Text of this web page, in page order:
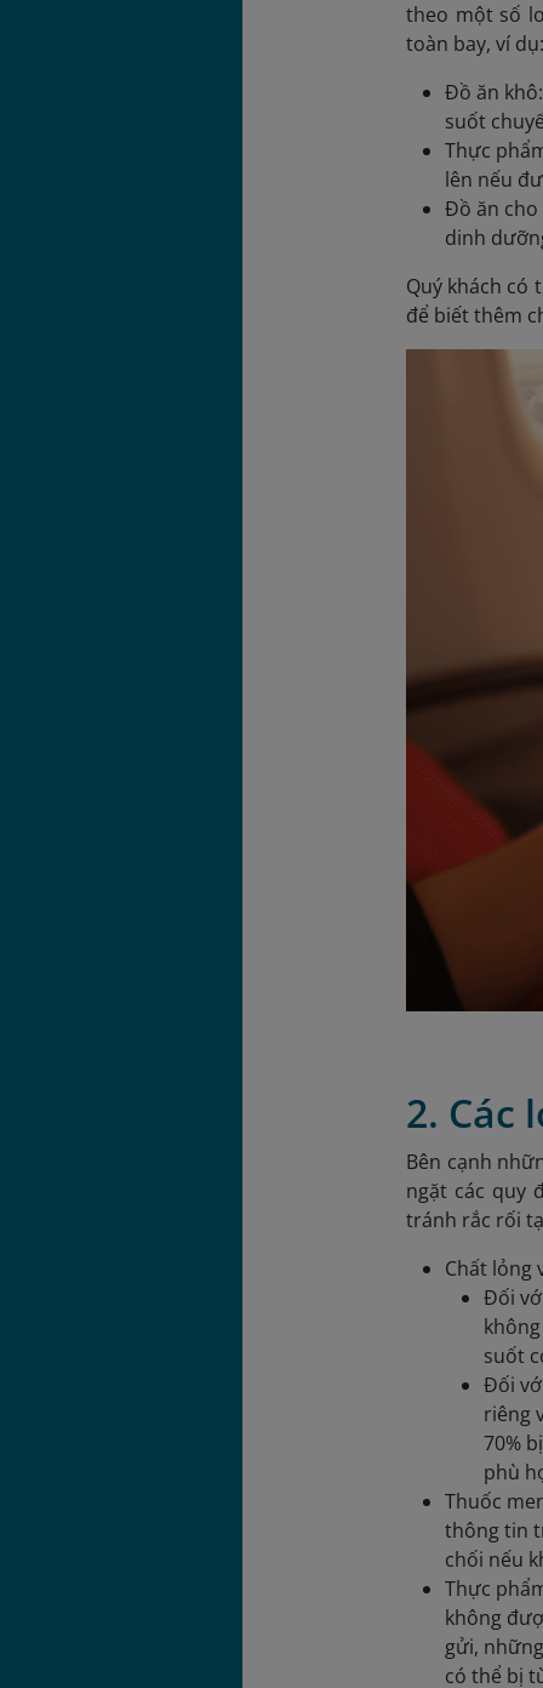
theo một số
toàn bay, ví
Đồ ăn
suốt
Thực
lên nếu
Đồ ăn cho
dinh
Quý khách có
để biết thêm
2. Các
Bên cạnh
ngặt các quy
tránh rắc rối
Chất lỏng
Đối
suốt
Đối
riêng
70%
phù
Thuốc
thông tin
chối nếu
Thực
không
gửi,
có thể bị